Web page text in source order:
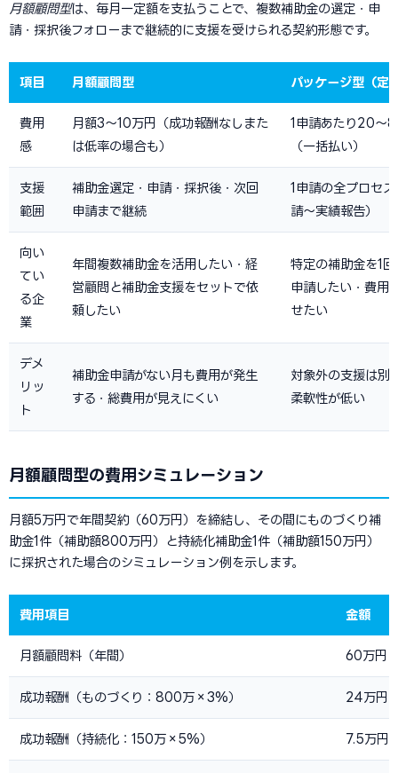
月額顧問型は、毎月一定額を支払うことで、複数補助金の選定・申
請・採択後フォローまで継続的に支援を受けられる契約形態です。
項目 月額顧問型 パッケージ型（定
費用
感
月額3〜10万円（成功報酬なしまた
は低率の場合も）
1申請あたり20〜
（一括払い）
支援
範囲
補助金選定・申請・採択後・次回
申請まで継続
1申請の全プロセ
請〜実績報告）
向い
てい
る企
業
年間複数補助金を活用したい・経
営顧問と補助金支援をセットで依
頼したい
特定の補助金を1
申請したい・費用
せたい
デメ
リッ
ト
補助金申請がない月も費用が発生
する・総費用が見えにくい
対象外の支援は別
柔軟性が低い
月額顧問型の費用シミュレーション
月額5万円で年間契約（60万円）を締結し、その間にものづくり補
助金1件（補助額800万円）と持続化補助金1件（補助額150万円）
に採択された場合のシミュレーション例を示します。
費用項目 金額
月額顧問料（年間） 60万円
成功報酬（ものづくり：800万×3%） 24万円
成功報酬（持続化：150万×5%） 7.5万円